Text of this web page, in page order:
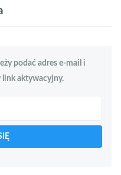
podać adres e-mail i
aktywacyjny.